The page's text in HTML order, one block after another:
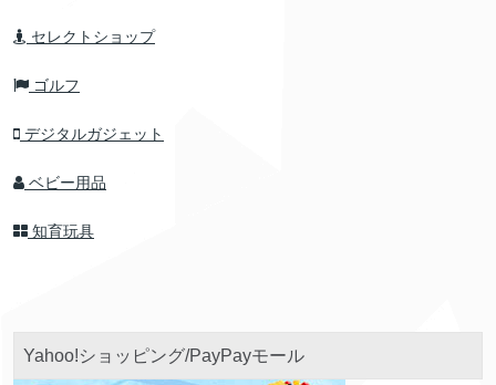
セレクトショップ
ゴルフ
デジタルガジェット
ベビー用品
知育玩具
Yahoo!ショッピング/PayPayモール